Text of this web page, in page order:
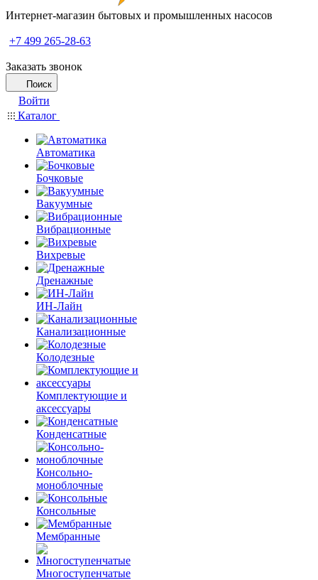
Интернет-магазин бытовых и промышленных насосов
+7 499 265-28-63
Заказать звонок
Поиск
Войти
Каталог
Автоматика
Бочковые
Вакуумные
Вибрационные
Вихревые
Дренажные
ИН-Лайн
Канализационные
Колодезные
Комплектующие и
аксессуары
Конденсатные
Консольно-
моноблочные
Консольные
Мембранные
Многоступенчатые